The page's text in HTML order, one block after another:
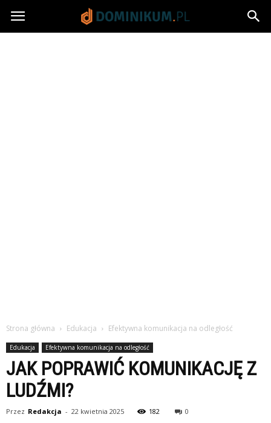
Dominikum.pl
Strona główna Edukacja Efektywna komunikacja na odległość
Edukacja Efektywna komunikacja na odległość
JAK POPRAWIĆ KOMUNIKACJĘ Z
LUDŹMI?
Przez Redakcja - 22 kwietnia 2025 182 0